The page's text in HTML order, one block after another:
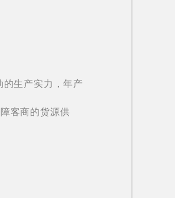
的生产实力，年产
客商的货源供